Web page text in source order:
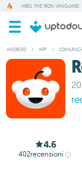
ARES: THE IRON VANGUARD
ANDROID / APP /
4.6
402recensioni